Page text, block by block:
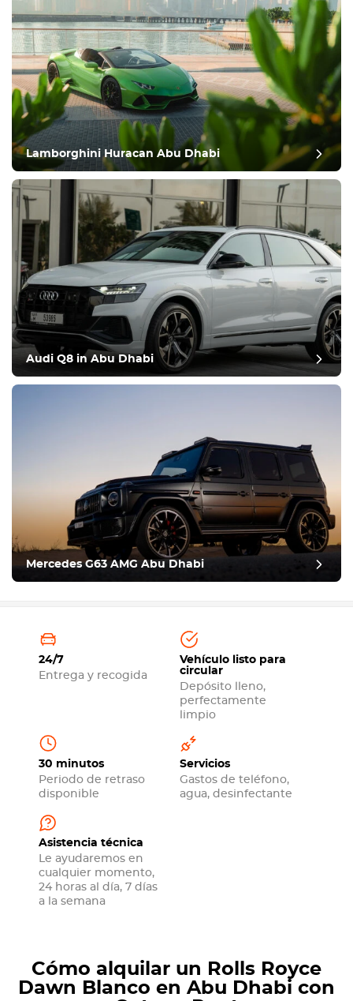
Lamborghini Huracan Abu Dhabi
Audi Q8 in Abu Dhabi
Mercedes G63 AMG Abu Dhabi
24/7
Entrega y recogida
Vehículo listo para
circular
Depósito lleno,
perfectamente
limpio
30 minutos
Periodo de retraso
disponible
Servicios
Gastos de teléfono,
agua, desinfectante
Asistencia técnica
Le ayudaremos en
cualquier momento,
24 horas al día, 7 días
a la semana
Cómo alquilar un Rolls Royce
Dawn Blanco en Abu Dhabi con